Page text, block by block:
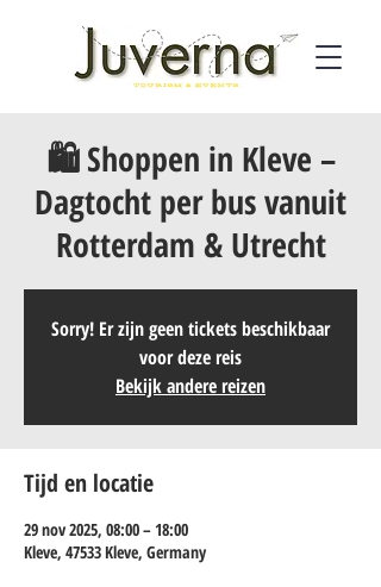
🛍️ Shoppen in Kleve –
Dagtocht per bus vanuit
Rotterdam & Utrecht
Sorry! Er zijn geen tickets beschikbaar
voor deze reis
Bekijk andere reizen
Tijd en locatie
29 nov 2025, 08:00 – 18:00
Kleve, 47533 Kleve, Germany